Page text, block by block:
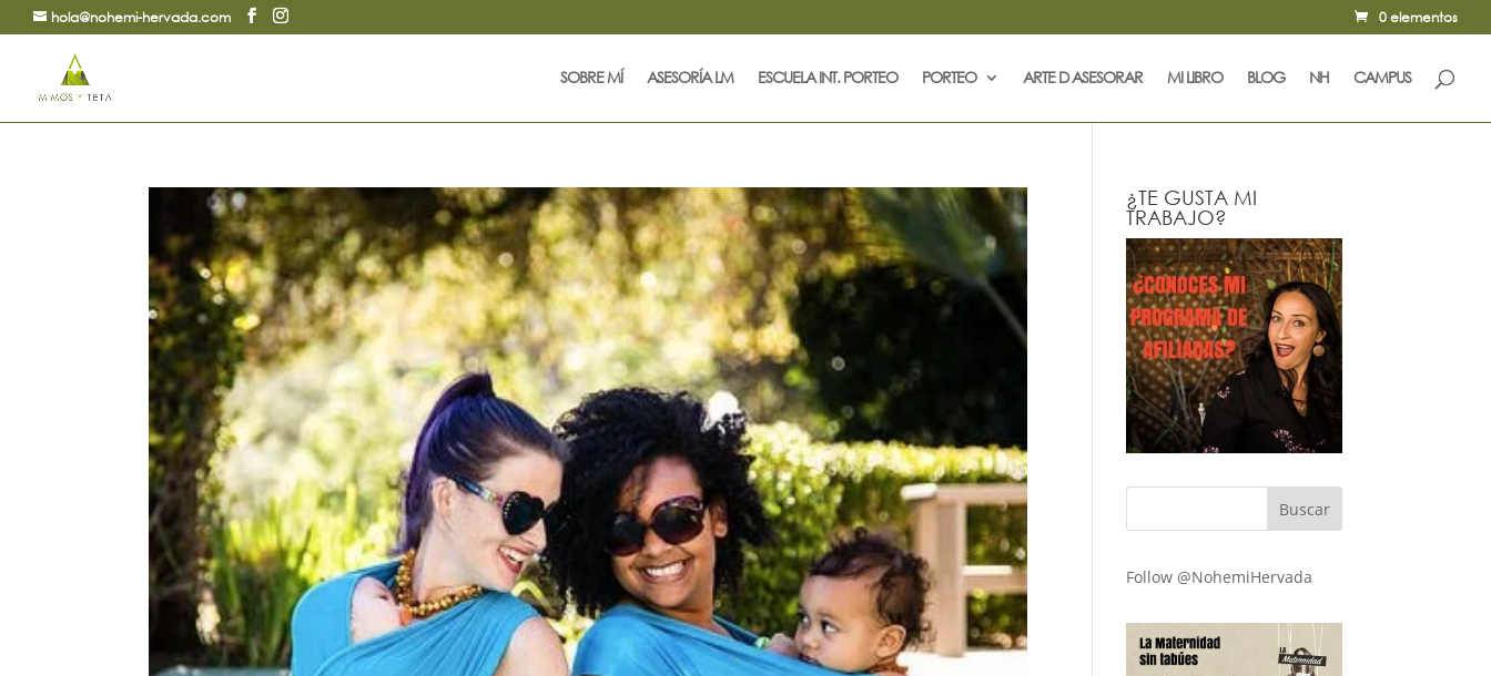
hola@nohemi-hervada.com 0 elementos
SOBRE MÍ ASESORÍA LM ESCUELA INT. PORTEO PORTEO ARTE D ASESORAR MI LIBRO BLOG NH CAMPUS
¿TE GUSTA MI
TRABAJO?
Follow @NohemiHervada